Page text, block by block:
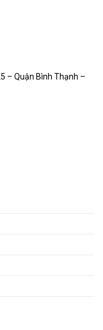
– Quận Bình Thạnh –